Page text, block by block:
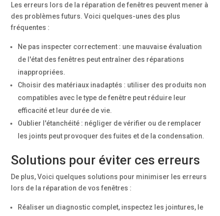
Les erreurs lors de la réparation de fenêtres peuvent mener à
des problèmes futurs. Voici quelques-unes des plus
fréquentes :
Ne pas inspecter correctement : une mauvaise évaluation
de l'état des fenêtres peut entraîner des réparations
inappropriées.
Choisir des matériaux inadaptés : utiliser des produits non
compatibles avec le type de fenêtre peut réduire leur
efficacité et leur durée de vie.
Oublier l'étanchéité : négliger de vérifier ou de remplacer
les joints peut provoquer des fuites et de la condensation.
Solutions pour éviter ces erreurs
De plus, Voici quelques solutions pour minimiser les erreurs
lors de la réparation de vos fenêtres :
Réaliser un diagnostic complet, inspectez les jointures, le